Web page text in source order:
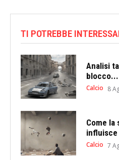
TI POTREBBE
Analisi
blocco...
Calcio 8
Come la
Calcio 7